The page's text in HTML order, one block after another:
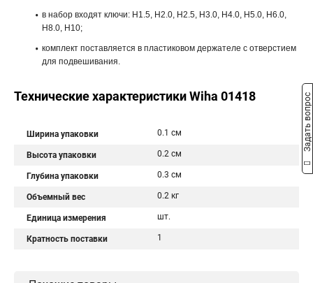
в набор входят ключи: H1.5, H2.0, H2.5, H3.0, H4.0, H5.0, H6.0,
H8.0, H10;
комплект поставляется в пластиковом держателе с отверстием
для подвешивания.
Технические характеристики Wiha 01418
Ширина упаковки 0.1 см
Высота упаковки 0.2 см
Глубина упаковки 0.3 см
Объемный вес 0.2 кг
Единица измерения шт.
Кратность поставки 1
Задать вопрос